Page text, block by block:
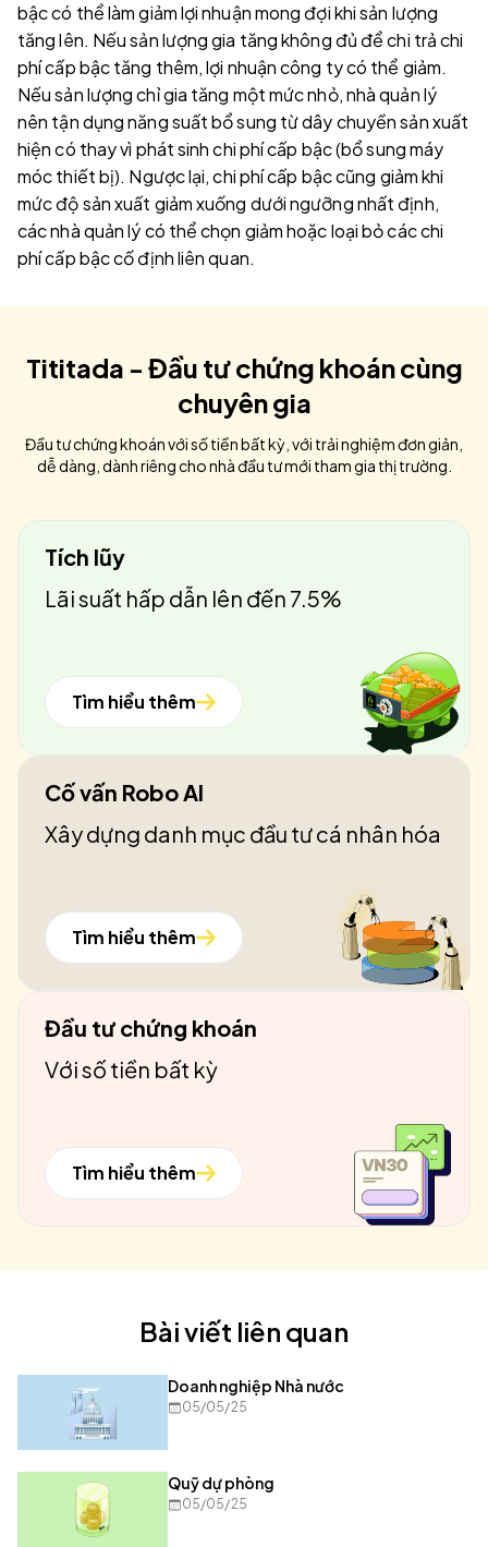
bậc có thể làm giảm lợi nhuận mong đợi khi sản lượng
tăng lên. Nếu sản lượng gia tăng không đủ để chi trả chi
phí cấp bậc tăng thêm, lợi nhuận công ty có thể giảm.
Nếu sản lượng chỉ gia tăng một mức nhỏ, nhà quản lý
nên tận dụng năng suất bổ sung từ dây chuyền sản xuất
hiện có thay vì phát sinh chi phí cấp bậc (bổ sung máy
móc thiết bị). Ngược lại, chi phí cấp bậc cũng giảm khi
mức độ sản xuất giảm xuống dưới ngưỡng nhất định,
các nhà quản lý có thể chọn giảm hoặc loại bỏ các chi
phí cấp bậc cố định liên quan.
Tititada - Đầu tư chứng khoán cùng
chuyên gia
Đầu tư chứng khoán với số tiền bất kỳ, với trải nghiệm đơn giản,
dễ dàng, dành riêng cho nhà đầu tư mới tham gia thị trường.
Tích lũy
Lãi suất hấp dẫn lên đến 7.5%
Tìm hiểu thêm
Cố vấn Robo AI
Xây dựng danh mục đầu tư cá nhân hóa
Tìm hiểu thêm
Đầu tư chứng khoán
Với số tiền bất kỳ
Tìm hiểu thêm
Bài viết liên quan
Doanh nghiệp Nhà nước
05/05/25
Quỹ dự phòng
05/05/25